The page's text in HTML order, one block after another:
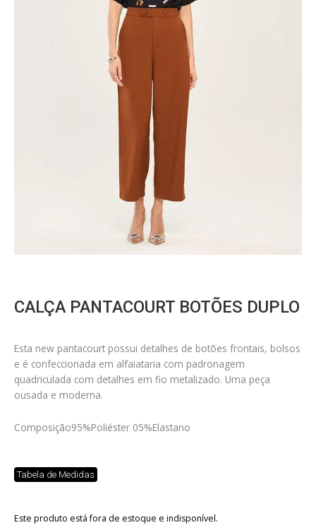
CALÇA PANTACOURT BOTÕES DUPLO
Esta new pantacourt possui detalhes de botões frontais, bolsos
e é confeccionada em alfaiataria com padronagem
quadriculada com detalhes em fio metalizado. Uma peça
ousada e moderna.
Composição95%Poliéster 05%Elastano
Tabela de Medidas
Este produto está fora de estoque e indisponível.